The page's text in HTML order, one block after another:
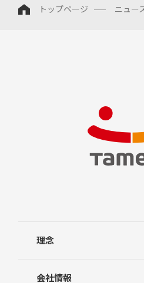
トップページ ニュー
理念
会社情報